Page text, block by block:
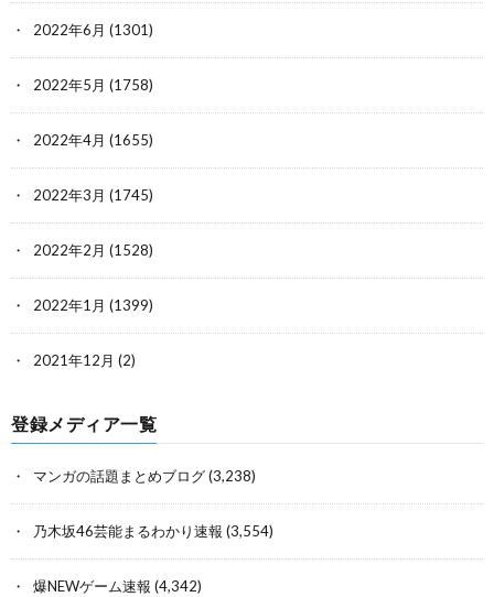
2022年6月 (1301)
2022年5月 (1758)
2022年4月 (1655)
2022年3月 (1745)
2022年2月 (1528)
2022年1月 (1399)
2021年12月 (2)
登録メディア一覧
マンガの話題まとめブログ(3,238)
乃木坂46芸能まるわかり速報 (3,554)
爆NEWゲーム速報 (4,342)